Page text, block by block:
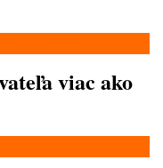
viac ako